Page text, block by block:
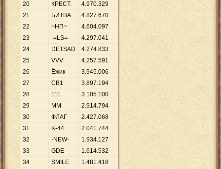
20
КРЕСТ. 4.970.329
21
БИТВА 4.827.670
22
~НП~ 4.604.097
23
-=LS=- 4.297.041
24
DETSAD 4.274.833
25
VVV 4.257.591
26
Ёжик 3.945.006
27
СВ1 3.897.194
28
111 3.105.100
29
MM 2.914.794
30
ФЛАГ 2.427.068
31
K-44 2.041.744
32
-NEW- 1.934.127
33
GDE 1.614.532
34
SМILЕ 1.481.418